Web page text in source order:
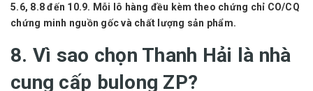
5.6, 8.8 đến 10.9. Mỗi lô hàng đều kèm theo chứng chỉ CO/CQ
chứng minh nguồn gốc và chất lượng sản phẩm.
8. Vì sao chọn Thanh Hải là nhà
cung cấp bulong ZP?